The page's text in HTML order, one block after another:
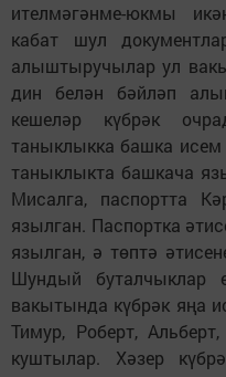
ителмәгәнме-юкмы
кабат шул
алыштыручылар ул
дин белән бәйләп
кешеләр күбрәк
таныклыкка башка исем
таныклыкта башкача
Мисалга, паспортта
язылган. Паспортка
язылган, ә төптә
Шундый буталчыклар
вакытында күбрәк яңа
Тимур, Роберт,
куштылар. Хәзер